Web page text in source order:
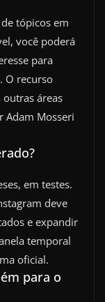
tópicos em
você poderá
para
O recurso
outras áreas
Adam Mosseri
em testes.
deve
e expandir
temporal
oficial.
para o